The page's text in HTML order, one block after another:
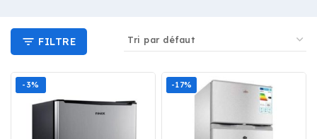
FILTRE
-3% -17%